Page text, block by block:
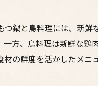
隠れ家
至
つ鍋と鳥料理には、新
一方、鳥料理は新鮮な
の鮮度を活かしたメニ